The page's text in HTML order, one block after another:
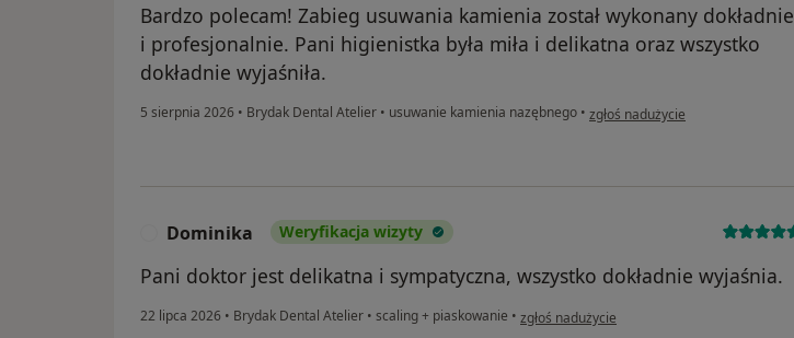
Bardzo polecam! Zabieg usuwania kamienia został wykonany dokładnie
i profesjonalnie. Pani higienistka była miła i delikatna oraz wszystko
dokładnie wyjaśniła.
5 sierpnia 2026 • Brydak Dental Atelier • usuwanie kamienia nazębnego • w opinii użytkownika Anna
zgłoś nadużycie
Dominika Weryfikacja wizyty
Pani doktor jest delikatna i sympatyczna, wszystko dokładnie wyjaśnia.
22 lipca 2026 • Brydak Dental Atelier • scaling + piaskowanie • w opinii użytkownika Dominika
zgłoś nadużycie